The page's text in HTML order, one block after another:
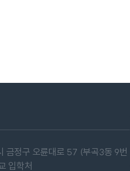
금정구 오륜대로 57 (부곡3동 9번
입학처